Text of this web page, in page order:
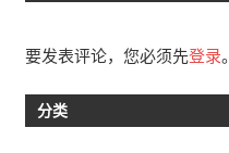
要发表评论，您必须先登录。
分类